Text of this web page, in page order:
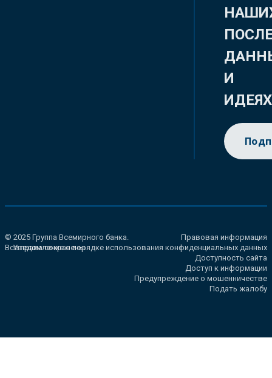
И
ИДЕЯХ
© 2025 Группа Всемирного банка.
Все права сохранены.
Правовая информация
Уведомление о порядке использования конфиденциальных данных
Доступность сайта
Доступ к информации
Предупреждение о мошенничестве
Подать жалобу